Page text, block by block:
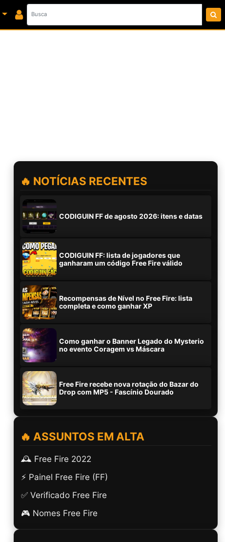
🔥 NOTÍCIAS RECENTES
CODIGUIN FF de agosto 2026: itens e datas
CODIGUIN FF: lista de jogadores que
ganharam um código Free Fire válido
Recompensas de Nível no Free Fire: lista
completa e como ganhar XP
Como ganhar o Banner Legado do Mysterio
no evento Coragem vs Máscara
Free Fire recebe nova rotação do Bazar do
Drop com MP5 - Fascínio Dourado
🔥 ASSUNTOS EM ALTA
🕰️ Free Fire 2022
⚡ Painel Free Fire (FF)
✅ Verificado Free Fire
🎮 Nomes Free Fire